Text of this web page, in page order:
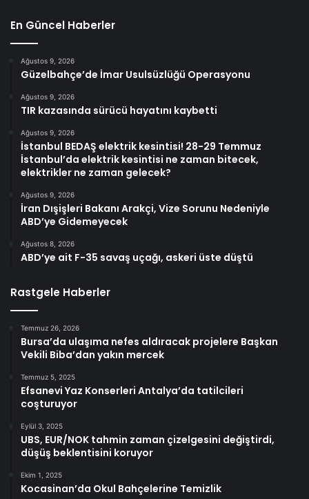
En Güncel Haberler
Ağustos 9, 2026
Güzelbahçe’de İmar Usulsüzlüğü Operasyonu
Ağustos 9, 2026
TIR kazasında sürücü hayatını kaybetti
Ağustos 9, 2026
İstanbul BEDAŞ elektrik kesintisi! 28-29 Temmuz
İstanbul’da elektrik kesintisi ne zaman bitecek,
elektrikler ne zaman gelecek?
Ağustos 9, 2026
İran Dışişleri Bakanı Arakçi, Vize Sorunu Nedeniyle
ABD’ye Gidemeyecek
Ağustos 8, 2026
ABD’ye ait F-35 savaş uçağı, askeri üste düştü
Rastgele Haberler
Temmuz 26, 2026
Bursa’da ulaşıma nefes aldıracak projelere Başkan
Vekili Biba’dan yakın mercek
Temmuz 5, 2025
Efsanevi Yaz Konserleri Antalya’da tatilcileri
coşturuyor
Eylül 3, 2025
UBS, EUR/NOK tahmin zaman çizelgesini değiştirdi,
düşüş beklentisini koruyor
Ekim 1, 2025
Kocasinan’da Okul Bahçelerine Temizlik